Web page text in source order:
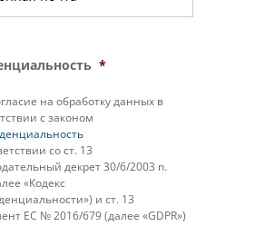
*
на обработку данных в
с законом
со ст. 13
декрет 30/6/2003 n.
«Кодекс
и ст. 13
ЕС № 2016/679 (далее «GDPR»)